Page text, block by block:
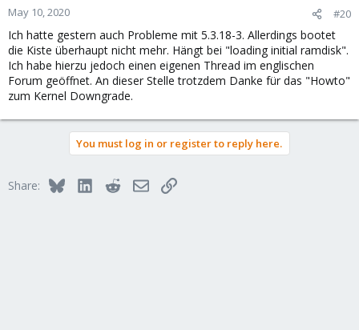
May 10, 2020 #20
Ich hatte gestern auch Probleme mit 5.3.18-3. Allerdings bootet
die Kiste überhaupt nicht mehr. Hängt bei "loading initial ramdisk".
Ich habe hierzu jedoch einen eigenen Thread im englischen
Forum geöffnet. An dieser Stelle trotzdem Danke für das "Howto"
zum Kernel Downgrade.
You must log in or register to reply here.
Share: BlueskyLinkedInRedditEmailLink